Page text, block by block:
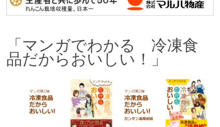
「マンガでわかる 冷凍食
品だからおいしい！」